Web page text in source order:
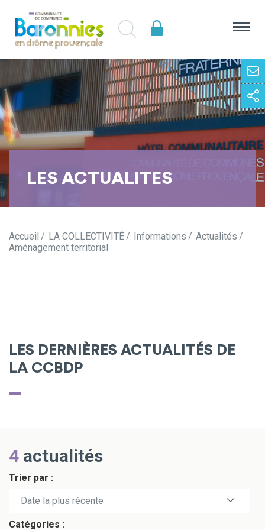
LES ACTUALITES
Accueil LA COLLECTIVITÉ Informations
Actualités
Aménagement territorial
LES DERNIÈRES ACTUALITÉS DE
LA CCBDP
4 actualités
Trier par :
Date la plus récente
Date la plus ancienne
Catégories :